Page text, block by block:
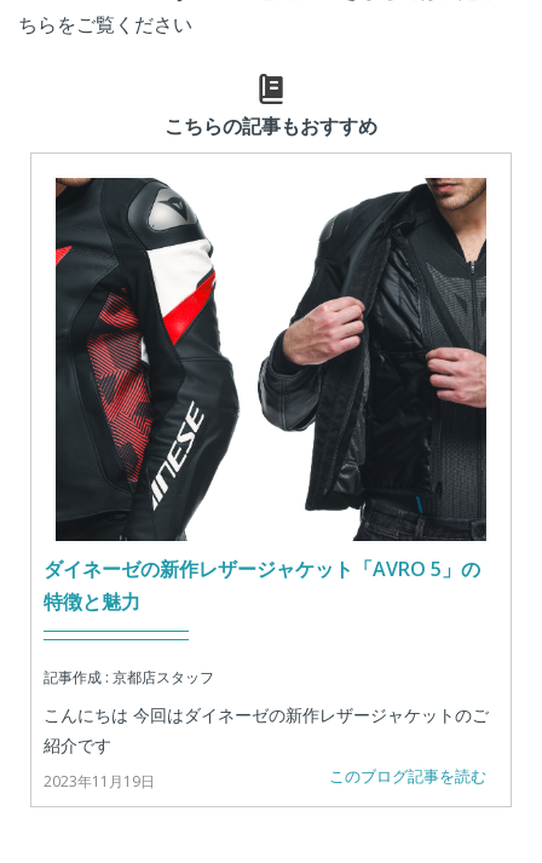
ちらをご覧ください
こちらの記事もおすすめ
ダイネーゼの新作レザージャケット「AVRO 5」の
特徴と魅力
記事作成 : 京都店スタッフ
こんにちは 今回はダイネーゼの新作レザージャケットのご
紹介です
2023年11月19日 このブログ記事を読む